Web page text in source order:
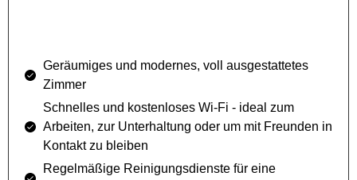
Geräumiges und modernes, voll ausgestattetes
Zimmer
Schnelles und kostenloses Wi-Fi - ideal zum
Arbeiten, zur Unterhaltung oder um mit Freunden in
Kontakt zu bleiben
Regelmäßige Reinigungsdienste für eine